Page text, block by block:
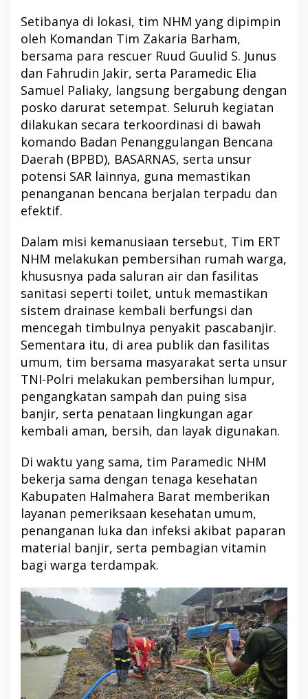
Setibanya di lokasi, tim NHM yang dipimpin
oleh Komandan Tim Zakaria Barham,
bersama para rescuer Ruud Guulid S. Junus
dan Fahrudin Jakir, serta Paramedic Elia
Samuel Paliaky, langsung bergabung dengan
posko darurat setempat. Seluruh kegiatan
dilakukan secara terkoordinasi di bawah
komando Badan Penanggulangan Bencana
Daerah (BPBD), BASARNAS, serta unsur
potensi SAR lainnya, guna memastikan
penanganan bencana berjalan terpadu dan
efektif.
Dalam misi kemanusiaan tersebut, Tim ERT
NHM melakukan pembersihan rumah warga,
khususnya pada saluran air dan fasilitas
sanitasi seperti toilet, untuk memastikan
sistem drainase kembali berfungsi dan
mencegah timbulnya penyakit pascabanjir.
Sementara itu, di area publik dan fasilitas
umum, tim bersama masyarakat serta unsur
TNI-Polri melakukan pembersihan lumpur,
pengangkatan sampah dan puing sisa
banjir, serta penataan lingkungan agar
kembali aman, bersih, dan layak digunakan.
Di waktu yang sama, tim Paramedic NHM
bekerja sama dengan tenaga kesehatan
Kabupaten Halmahera Barat memberikan
layanan pemeriksaan kesehatan umum,
penanganan luka dan infeksi akibat paparan
material banjir, serta pembagian vitamin
bagi warga terdampak.